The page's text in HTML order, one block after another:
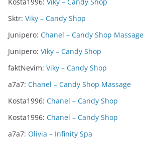
Sktr: Viky – Candy Shop
Junipero: Chanel – Candy Shop Massage
Junipero: Viky – Candy Shop
faktNevim: Viky – Candy Shop
a7a7: Chanel – Candy Shop Massage
Kosta1996: Chanel – Candy Shop
Kosta1996: Chanel – Candy Shop
a7a7: Olivia – Infinity Spa